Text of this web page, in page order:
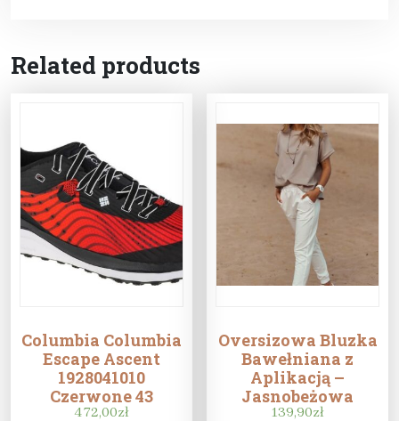
Related products
Columbia Columbia
Escape Ascent
1928041010
Czerwone 43
472,00zł
Oversizowa Bluzka
Bawełniana z
Aplikacją –
Jasnobeżowa
139,90zł